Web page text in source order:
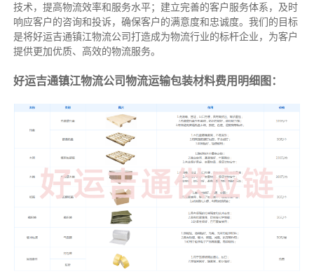
技术，提高物流效率和服务水平；建立完善的客户服务体系，及时
响应客户的咨询和投诉，确保客户的满意度和忠诚度。我们的目标
是将好运吉通镇江物流公司打造成为物流行业的标杆企业，为客户
提供更加优质、高效的物流服务。
好运吉通镇江物流公司物流运输包装材料费用明细图：